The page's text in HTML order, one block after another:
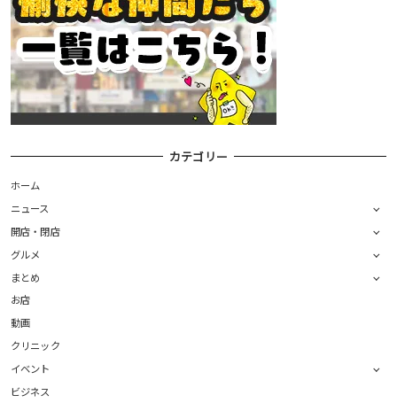
カテゴリー
ホーム
ニュース
開店・閉店
グルメ
まとめ
お店
動画
クリニック
イベント
ビジネス